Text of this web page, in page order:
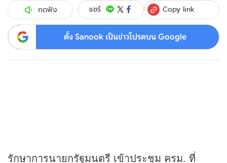
กดฟัง แชร์ Copy link
ตั้ง Sanook เป็นข่าวโปรดบน Google
รักษาการนายกรัฐมนตรี เข้าประชุม ครม. ที่